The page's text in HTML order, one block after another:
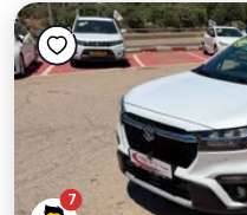
7